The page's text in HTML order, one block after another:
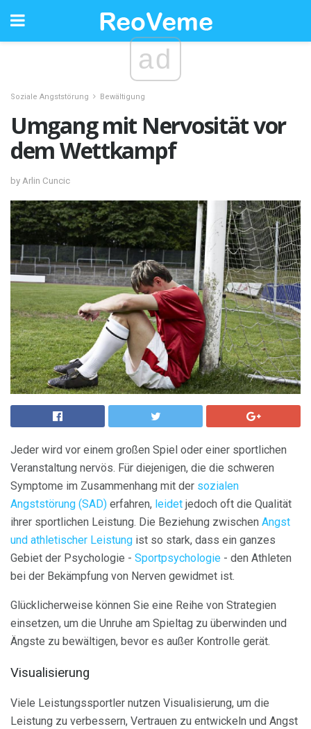
ad
Soziale Angststörung Bewältigung
Umgang mit Nervosität vor
dem Wettkampf
by Arlin Cuncic
Jeder wird vor einem großen Spiel oder einer sportlichen
Veranstaltung nervös. Für diejenigen, die die schweren
Symptome im Zusammenhang mit der sozialen
Angststörung (SAD) erfahren, leidet jedoch oft die Qualität
ihrer sportlichen Leistung. Die Beziehung zwischen Angst
und athletischer Leistung ist so stark, dass ein ganzes
Gebiet der Psychologie - Sportpsychologie - den Athleten
bei der Bekämpfung von Nerven gewidmet ist.
Glücklicherweise können Sie eine Reihe von Strategien
einsetzen, um die Unruhe am Spieltag zu überwinden und
Ängste zu bewältigen, bevor es außer Kontrolle gerät.
Visualisierung
Viele Leistungssportler nutzen Visualisierung, um die
Leistung zu verbessern, Vertrauen zu entwickeln und Angst